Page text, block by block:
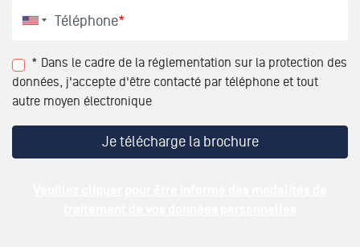
Téléphone*
* Dans le cadre de la réglementation sur la protection des
données, j'accepte d'être contacté par téléphone et tout
autre moyen électronique